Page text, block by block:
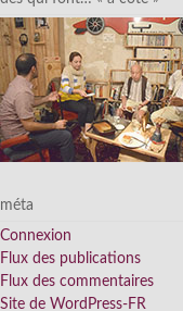
méta
Connexion
Flux des publications
Flux des commentaires
Site de WordPress-FR